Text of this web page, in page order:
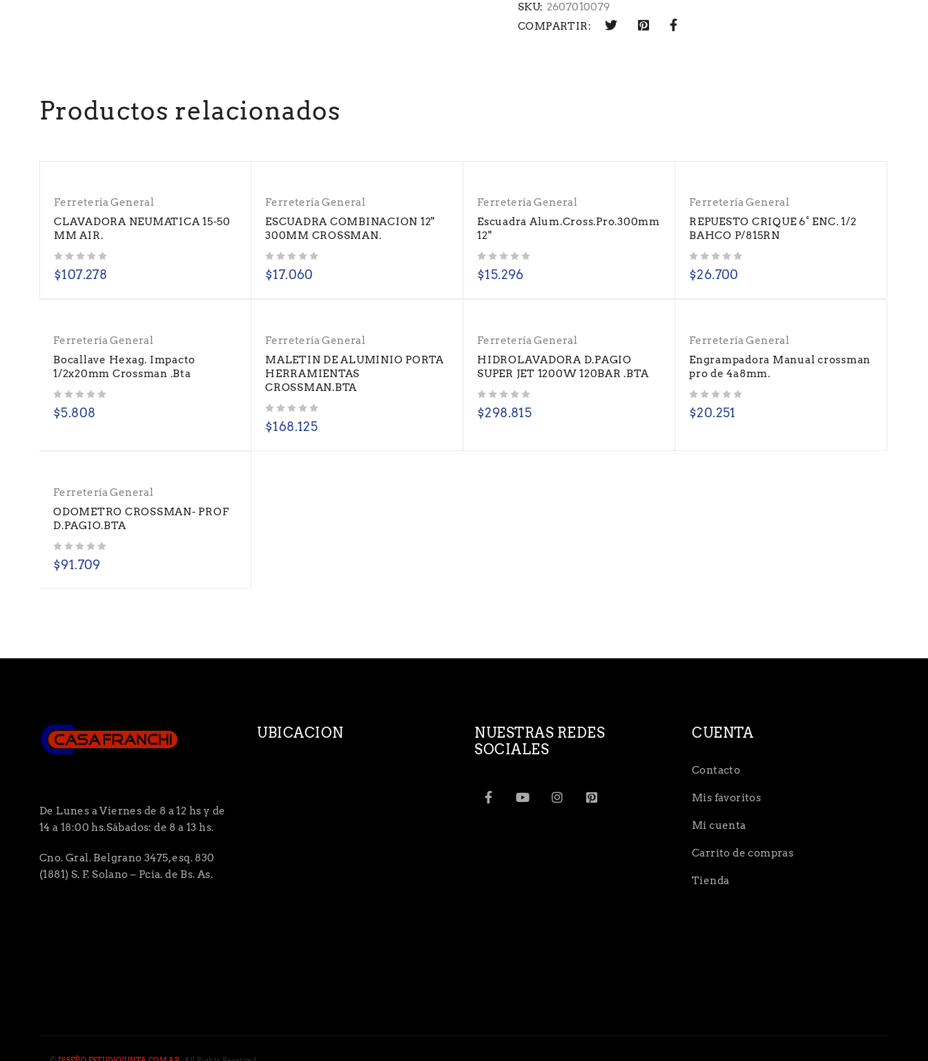
SKU: 2607010079
COMPARTIR:
Productos relacionados
Ferretería General
CLAVADORA NEUMATICA 15-50
MM AIR.
$107.278
Ferretería General
ESCUADRA COMBINACION 12"
300MM CROSSMAN.
$17.060
Ferretería General
Escuadra Alum.Cross.Pro.300mm
12"
$15.296
Ferretería General
REPUESTO CRIQUE 6° ENC. 1/2
BAHCO P/815RN
$26.700
Ferretería General
Bocallave Hexag. Impacto
1/2x20mm Crossman .Bta
$5.808
Ferretería General
MALETIN DE ALUMINIO PORTA
HERRAMIENTAS
CROSSMAN.BTA
$168.125
Ferretería General
HIDROLAVADORA D.PAGIO
SUPER JET 1200W 120BAR .BTA
$298.815
Ferretería General
Engrampadora Manual crossman
pro de 4a8mm.
$20.251
Ferretería General
ODOMETRO CROSSMAN- PROF
D.PAGIO.BTA
$91.709
De Lunes a Viernes de 8 a 12 hs y de
14 a 18:00 hs.Sábados: de 8 a 13 hs.
Cno. Gral. Belgrano 3475, esq. 830
(1881) S. F. Solano – Pcia. de Bs. As.
UBICACION
NUESTRAS REDES
SOCIALES
CUENTA
Contacto
Mis favoritos
Mi cuenta
Carrito de compras
Tienda